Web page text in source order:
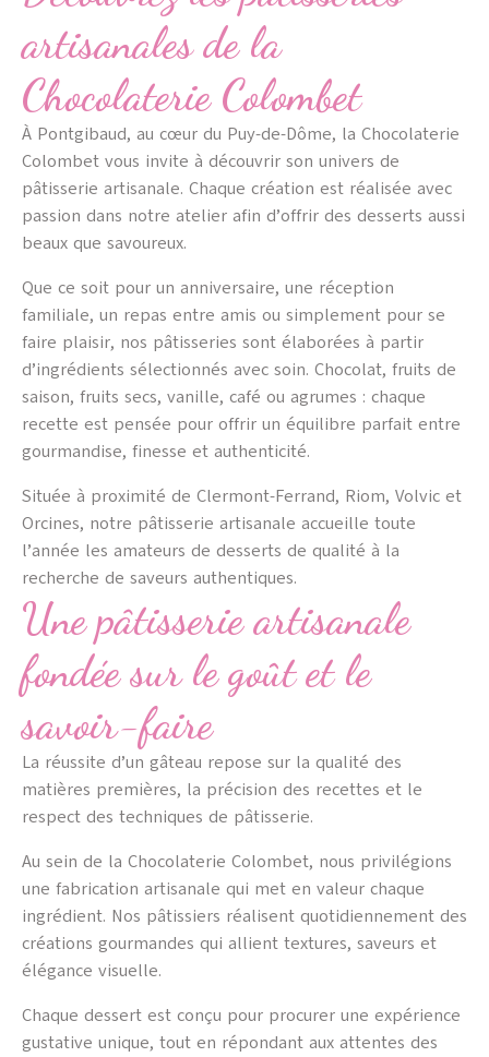
artisanales de la
Chocolaterie Colombet
À Pontgibaud, au cœur du Puy-de-Dôme, la Chocolaterie
Colombet vous invite à découvrir son univers de
pâtisserie artisanale. Chaque création est réalisée avec
passion dans notre atelier afin d’offrir des desserts aussi
beaux que savoureux.
Que ce soit pour un anniversaire, une réception
familiale, un repas entre amis ou simplement pour se
faire plaisir, nos pâtisseries sont élaborées à partir
d’ingrédients sélectionnés avec soin. Chocolat, fruits de
saison, fruits secs, vanille, café ou agrumes : chaque
recette est pensée pour offrir un équilibre parfait entre
gourmandise, finesse et authenticité.
Située à proximité de Clermont-Ferrand, Riom, Volvic et
Orcines, notre pâtisserie artisanale accueille toute
l’année les amateurs de desserts de qualité à la
recherche de saveurs authentiques.
Une pâtisserie artisanale
fondée sur le goût et le
savoir-faire
La réussite d’un gâteau repose sur la qualité des
matières premières, la précision des recettes et le
respect des techniques de pâtisserie.
Au sein de la Chocolaterie Colombet, nous privilégions
une fabrication artisanale qui met en valeur chaque
ingrédient. Nos pâtissiers réalisent quotidiennement des
créations gourmandes qui allient textures, saveurs et
élégance visuelle.
Chaque dessert est conçu pour procurer une expérience
gustative unique, tout en répondant aux attentes des